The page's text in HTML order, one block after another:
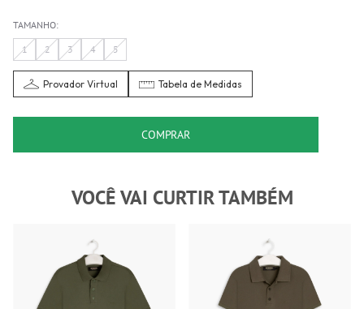
TAMANHO:
1
2 3 4 5
Provador Virtual Tabela de Medidas
COMPRAR
VOCÊ VAI CURTIR TAMBÉM